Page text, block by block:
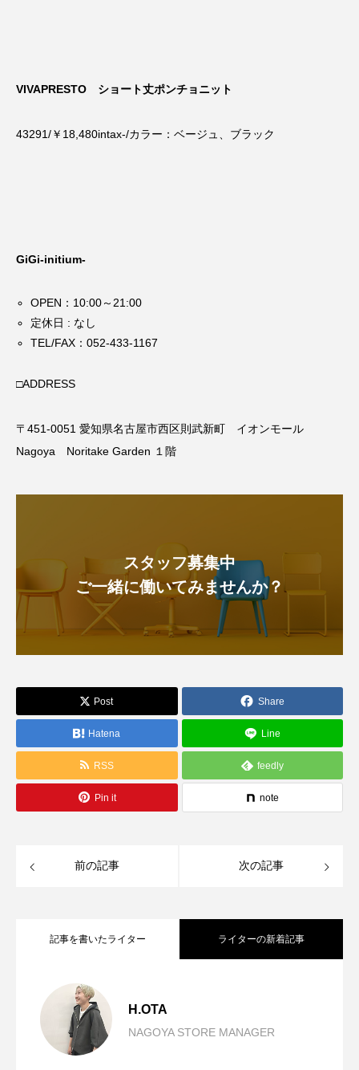
VIVAPRESTO ショート丈ポンチョニット
43291/￥18,480intax-/カラー：ベージュ、ブラック
GiGi-initium-
OPEN：10:00～21:00
定休日 : なし
TEL/FAX：052-433-1167
□ADDRESS
〒451-0051 愛知県名古屋市西区則武新町 イオンモール
Nagoya Noritake Garden １階
スタッフ募集中
ご一緒に働いてみませんか？
Post Share
Hatena Line
RSS feedly
Pin it note
前の記事 次の記事
記事を書いたライター ライターの新着記事
H.OTA
NAGOYA STORE MANAGER
2026.08.05
2026.07.30